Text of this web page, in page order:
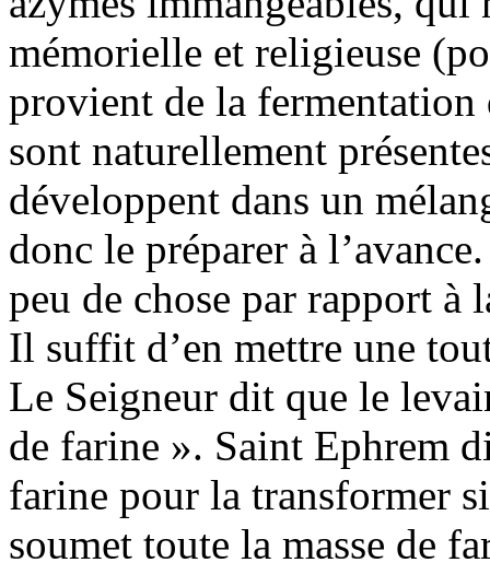
mémorielle et religieuse
provient de la fermentation
sont naturellement
développent dans un
donc le préparer à
peu de chose par rapport à
Il suffit d’en mettre une
Le Seigneur dit que le
de farine ». Saint Ephrem
farine pour la transformer
soumet toute la masse de